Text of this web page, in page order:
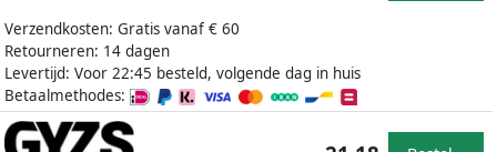
Verzendkosten: Gratis vanaf € 60
Retourneren: 14 dagen
Levertijd: Voor 22:45 besteld, volgende dag in huis
Betaalmethodes: